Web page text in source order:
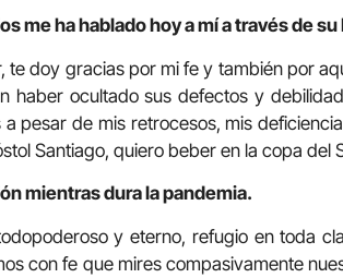
me ha hablado hoy a mí a través de
te doy gracias por mi fe y también por
haber ocultado sus defectos y
a pesar de mis retrocesos, mis
Santiago, quiero beber en la copa del
mientras dura la pandemia.
y eterno, refugio en toda
con fe que mires compasivamente